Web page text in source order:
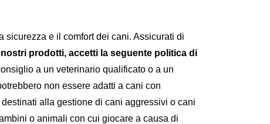
sicurezza e il comfort dei cani. Assicurati di
prodotti, accetti la seguente politica di
a un veterinario qualificato o a un
non essere adatti a cani con
alla gestione di cani aggressivi o cani
o animali con cui giocare a causa di